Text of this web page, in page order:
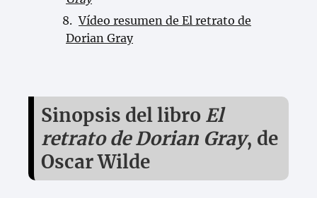
Vídeo resumen de El retrato de
Dorian Gray
Sinopsis del libro El
retrato de Dorian Gray, de
Oscar Wilde